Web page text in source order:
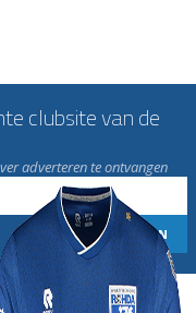
clubsite van de
adverteren te ontvangen